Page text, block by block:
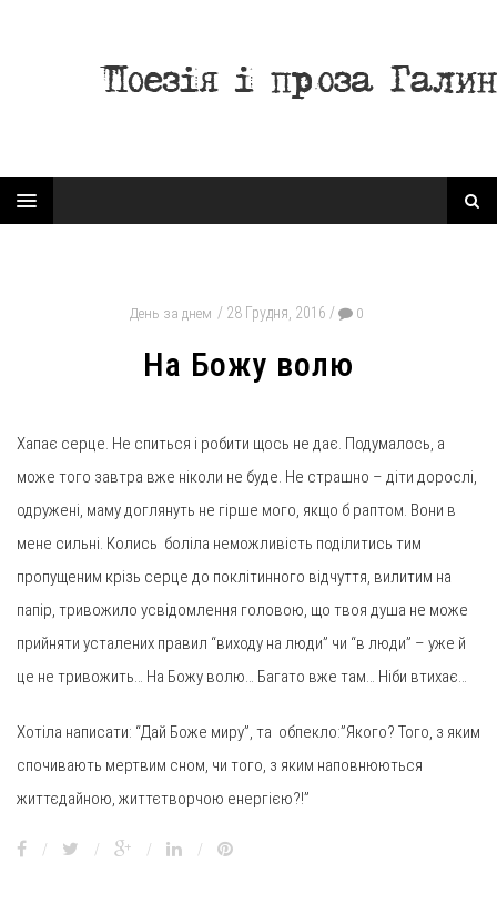
День за днем 28 Грудня, 2016 0
На Божу волю
Хапає серце. Не спиться і робити щось не дає. Подумалось, а
може того завтра вже ніколи не буде. Не страшно – діти дорослі,
одружені, маму доглянуть не гірше мого, якщо б раптом. Вони в
мене сильні. Колись боліла неможливість поділитись тим
пропущеним крізь серце до поклітинного відчуття, вилитим на
папір, тривожило усвідомлення головою, що твоя душа не може
прийняти усталених правил “виходу на люди” чи “в люди” – уже й
це не тривожить… На Божу волю… Багато вже там… Ніби втихає…
Хотіла написати: “Дай Боже миру”, та обпекло:”Якого? Того, з яким
спочивають мертвим сном, чи того, з яким наповнюються
життєдайною, життєтворчою енергією?!”
/ / / /